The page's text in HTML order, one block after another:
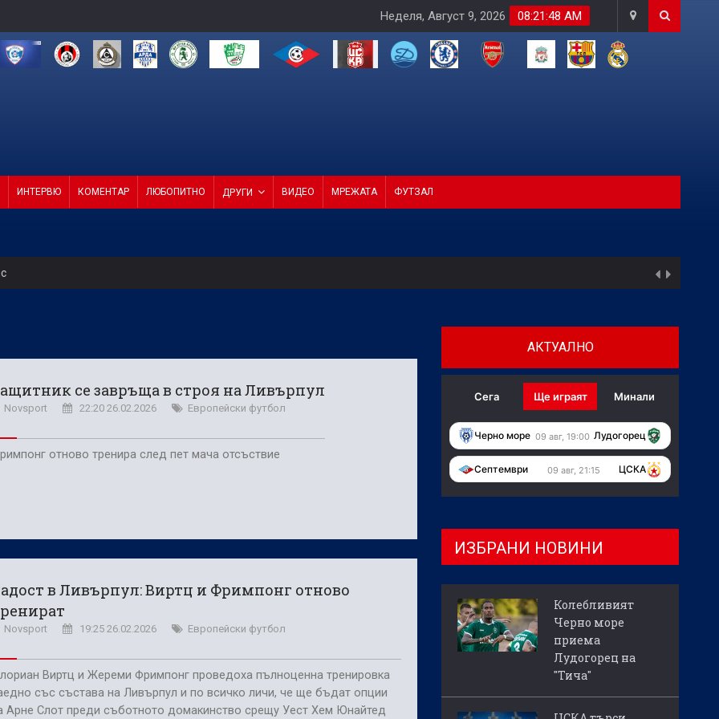
08:21:49 AM
Неделя, Август 9, 2026
ИНТЕРВЮ КОМЕНТАР ЛЮБОПИТНО ДРУГИ ВИДЕО МРЕЖАТА ФУТЗАЛ
срещу Септември
решения работят
се завръща в строя на Ливърпул
Novsport 22:20 26.02.2026 Европейски футбол
отново тренира след пет мача отсъствие
в Ливърпул: Виртц и Фримпонг отново
Novsport 19:25 26.02.2026 Европейски футбол
Виртц и Жереми Фримпонг проведоха пълноценна тренировка
със състава на Ливърпул и по всичко личи, че ще бъдат опции
Арне Слот преди съботното домакинство срещу Уест Хем Юнайтед
АКТУАЛНО
Сега Ще играят Минали
Черно море 09 авг, 19:00 Лудогорец
Септември 09 авг, 21:15 ЦСКА
ИЗБРАНИ НОВИНИ
Колебливият
Черно море
приема
Лудогорец на
"Тича"